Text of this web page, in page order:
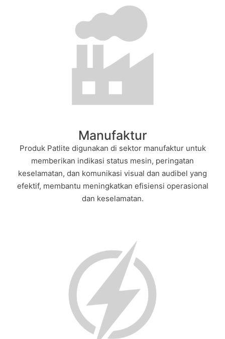
Manufaktur
Produk Patlite digunakan di sektor manufaktur untuk
memberikan indikasi status mesin, peringatan
keselamatan, dan komunikasi visual dan audibel yang
efektif, membantu meningkatkan efisiensi operasional
dan keselamatan.